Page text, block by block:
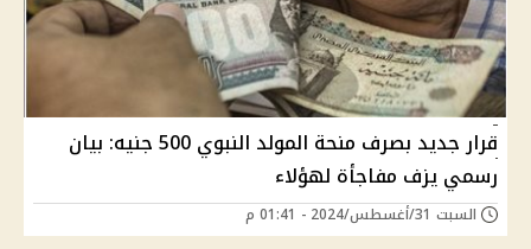
قرار جديد بصرف منحة المولد النبوي 500 جنيه: بيان
رسمي يزف مفاجأة لهؤلاء
السبت 31/أغسطس/2024 - 01:41 م